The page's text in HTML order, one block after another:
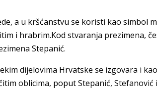
a u kršćanstvu se koristi kao simbol
i hrabrim.Kod stvaranja prezimena,
Stepanić.
dijelovima Hrvatske se izgovara i
oblicima, poput Stepanić, Stefanović